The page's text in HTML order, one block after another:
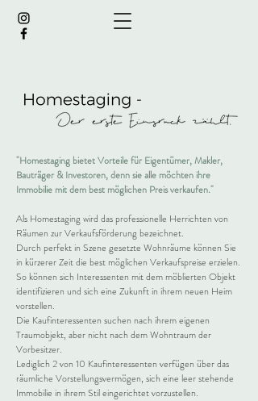
"Homestaging bietet Vorteile für Eigentümer, Makler,
Bauträger & Investoren, denn sie alle möchten ihre
Immobilie mit dem best möglichen Preis verkaufen."
Als Homestaging wird das professionelle Herrichten von
Räumen zur Verkaufsförderung bezeichnet.
Durch perfekt in Szene gesetzte Wohnräume können Sie
in kürzerer Zeit die best möglichen Verkaufspreise erzielen.
So können sich Interessenten mit dem möblierten Objekt
identifizieren und sich eine Zukunft in ihrem neuen Heim
vorstellen.
Die Kaufinteressenten suchen nach ihrem eigenen
Traumobjekt, aber nicht nach dem Wohntraum der
Vorbesitzer.
Lediglich 2 von 10 Kaufinteressenten verfügen über das
räumliche Vorstellungsvermögen, sich eine leer stehende
Immobilie in ihrem Stil eingerichtet vorzustellen.